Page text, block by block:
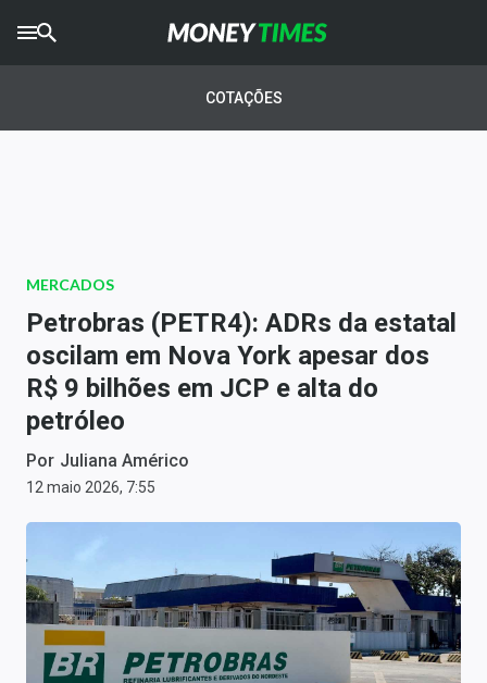
AGROTIMES
Newsletters
Money Trader
Anuncie
Últimas Notícias
Comprar ou vender?
Carteiras Recomendadas
COTAÇÕES
MERCADOS
Petrobras (PETR4): ADRs da estatal
oscilam em Nova York apesar dos
R$ 9 bilhões em JCP e alta do
petróleo
Por Juliana Américo
12 maio 2026, 7:55